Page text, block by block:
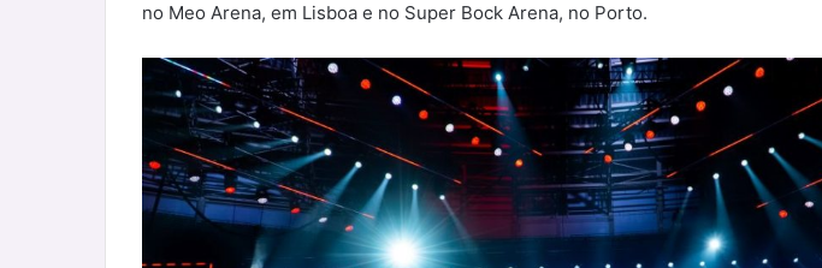
no Meo Arena, em Lisboa e no Super Bock Arena, no Porto.